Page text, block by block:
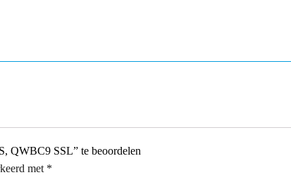
QWBC9 SSL” te beoordelen
met *